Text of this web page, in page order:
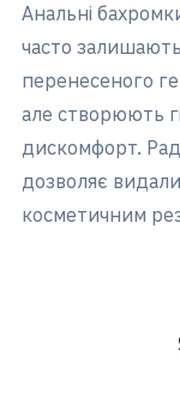
Анальні
часто
перенесеного
але створюють
дискомфорт.
дозволяє
косметичним